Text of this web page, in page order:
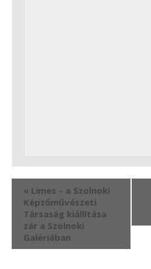
« Limes – a Szolnoki
Képzőművészeti
Társaság kiállítása
zár a Szolnoki
Galériában